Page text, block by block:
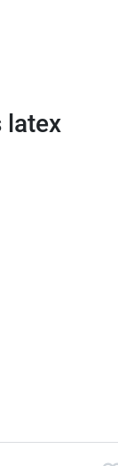
latex